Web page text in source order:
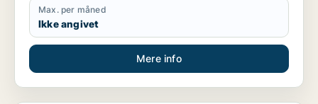
Max. per måned
Ikke angivet
Mere info